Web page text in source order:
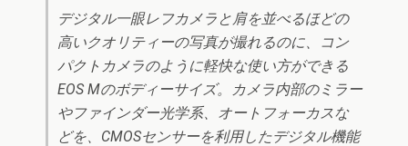
デジタル一眼レフカメラと肩を並べるほどの
高いクオリティーの写真が撮れるのに、コン
パクトカメラのように軽快な使い方ができる
EOS Mのボディーサイズ。カメラ内部のミラー
やファインダー光学系、オートフォーカスな
どを、CMOSセンサーを利用したデジタル機能